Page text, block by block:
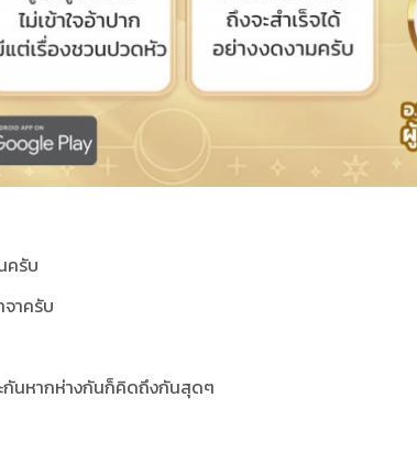
ครับ
จาครับ
กันหากห่างกันก็คิดถึงกันสุดๆ